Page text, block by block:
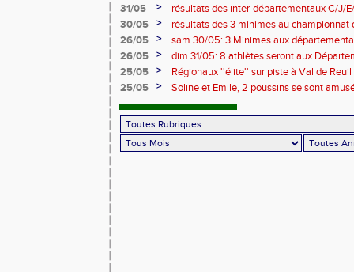
31/05
>
résultats des inter-départementaux C/J/
30/05
>
résultats des 3 minimes au championnat
26/05
>
sam 30/05: 3 Minimes aux
horaires modifiées !!
26/05 >
dim 31/05: 8 athlètes seront aux
à Caen !
25/05 >
Régionaux ''élite'' sur piste à Val de
conditions de participation
25/05 > Soline et Emile, 2 poussins se sont